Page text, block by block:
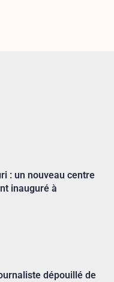
: un nouveau centre
inauguré à
dépouillé de